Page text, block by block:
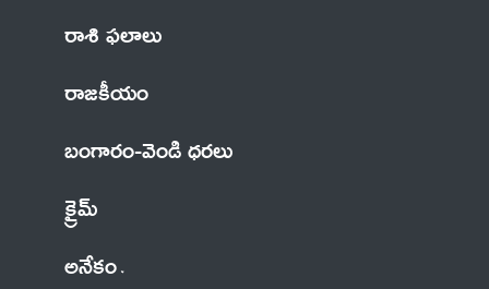
రాశి ఫలాలు
రాజకీయం
బంగారం-వెండి ధరలు
క్రైమ్
అనేకం